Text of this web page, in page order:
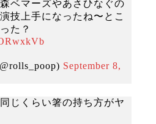
ベマーズやあさひなぐの
技上手になったね〜とこ
た？
September 8,
じくらい箸の持ち方がヤ